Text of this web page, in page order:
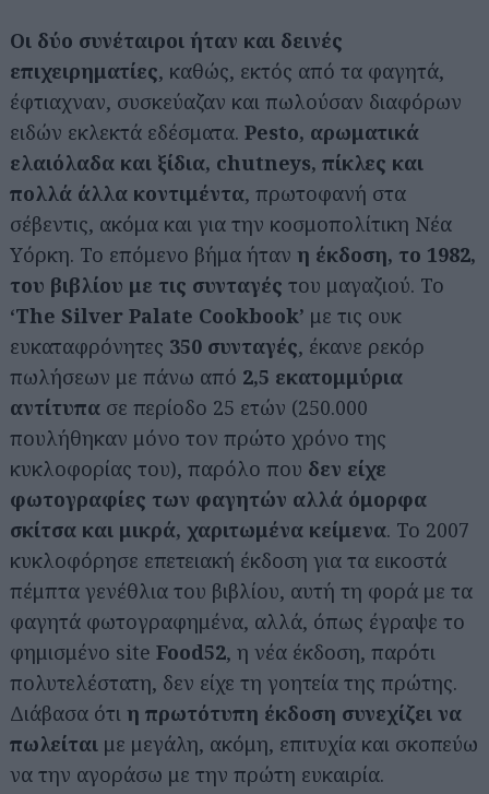
Οι δύο συνέταιροι ήταν και δεινές
επιχειρηματίες, καθώς, εκτός από τα φαγητά,
έφτιαχναν, συσκεύαζαν και πωλούσαν διαφόρων
ειδών εκλεκτά εδέσματα. Pesto, αρωματικά
ελαιόλαδα και ξίδια, chutneys, πίκλες και
πολλά άλλα κοντιμέντα, πρωτοφανή στα
σέβεντις, ακόμα και για την κοσμοπολίτικη Νέα
Υόρκη. Το επόμενο βήμα ήταν η έκδοση, το 1982,
του βιβλίου με τις συνταγές του μαγαζιού. Το
‘The Silver Palate Cookbook’ με τις ουκ
ευκαταφρόνητες 350 συνταγές, έκανε ρεκόρ
πωλήσεων με πάνω από 2,5 εκατομμύρια
αντίτυπα σε περίοδο 25 ετών (250.000
πουλήθηκαν μόνο τον πρώτο χρόνο της
κυκλοφορίας του), παρόλο που δεν είχε
φωτογραφίες των φαγητών αλλά όμορφα
σκίτσα και μικρά, χαριτωμένα κείμενα. Το 2007
κυκλοφόρησε επετειακή έκδοση για τα εικοστά
πέμπτα γενέθλια του βιβλίου, αυτή τη φορά με τα
φαγητά φωτογραφημένα, αλλά, όπως έγραψε το
φημισμένο site Food52, η νέα έκδοση, παρότι
πολυτελέστατη, δεν είχε τη γοητεία της πρώτης.
Διάβασα ότι η πρωτότυπη έκδοση συνεχίζει να
πωλείται με μεγάλη, ακόμη, επιτυχία και σκοπεύω
να την αγοράσω με την πρώτη ευκαιρία.